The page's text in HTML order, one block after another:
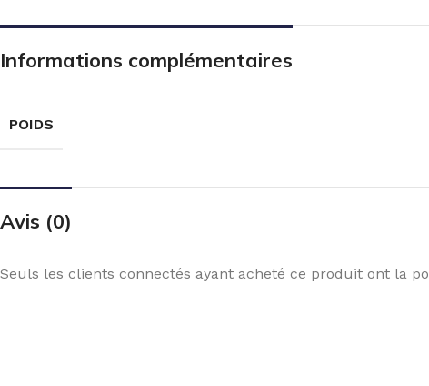
Informations complémentaires
POIDS
Avis (0)
Seuls les clients connectés ayant acheté ce produit ont la